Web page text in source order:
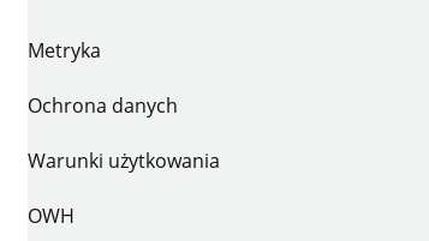
Metryka
Ochrona danych
Warunki użytkowania
OWH